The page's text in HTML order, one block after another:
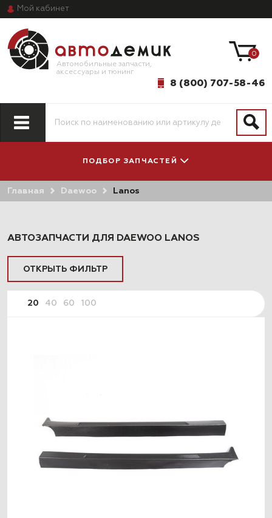
Мой кабинет
Автомобильные запчасти,
аксессуары и тюнинг
8 (800) 707-58-46
0
ПОДБОР ЗАПЧАСТЕЙ
ПО МОДЕЛИ
ПО СИСТЕМАМ
Главная Daewoo Lanos
АВТОЗАПЧАСТИ ДЛЯ DAEWOO LANOS
ОТКРЫТЬ ФИЛЬТР
20 40 60 100